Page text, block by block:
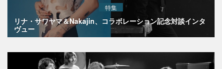
特集
リナ・サワヤマ＆Nakajin、コラボレーション記念対談インタ
ヴュー